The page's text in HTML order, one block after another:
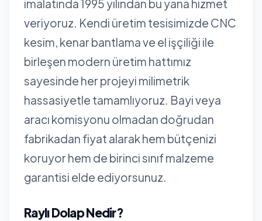
imalatında 1995 yılından bu yana hizmet
veriyoruz. Kendi üretim tesisimizde CNC
kesim, kenar bantlama ve el işçiliği ile
birleşen modern üretim hattımız
sayesinde her projeyi milimetrik
hassasiyetle tamamlıyoruz. Bayi veya
aracı komisyonu olmadan doğrudan
fabrikadan fiyat alarak hem bütçenizi
koruyor hem de birinci sınıf malzeme
garantisi elde ediyorsunuz.
Raylı Dolap Nedir?